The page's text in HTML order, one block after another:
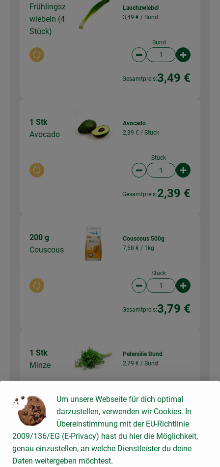
Frühlingsz
wiebeln (4
Stück)
Auswahl ändern
Lauchzwiebel
3,49 € / Bund
Bund
Artikelanzahl
Gesamtpreis:3,49 €
1 Stk
Avocado
Auswahl ändern
Avocado
2,39 € / Stück
Stück
Artikelanzahl
Gesamtpreis:2,39 €
200 g
Couscous
Auswahl ändern
Couscous 500g
7,58 € / 1kg
Stück
Artikelanzahl
Gesamtpreis:3,79 €
1 Stk
Minze
Auswahl ändern
Petersilie Bund
2,79 € / Bund
Artikelanzahl
Gesamtpreis:2,79 €
150 g
Um unsere Webseite für dich optimal
darzustellen, verwenden wir Cookies. In
Übereinstimmung mit der EU-Richtlinie
2009/136/EG (E-Privacy) hast du hier die Möglichkeit,
genau einzustellen, an welche Dienstleister du deine
Daten weitergeben möchtest.